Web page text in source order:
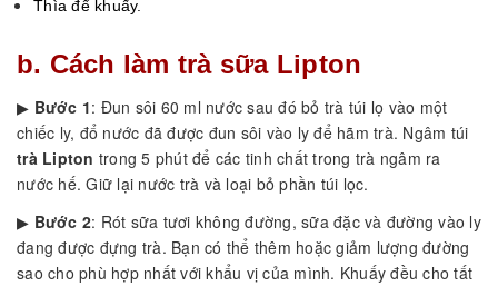
Thìa để khuấy.
b. Cách làm trà sữa Lipton
▶ Bước 1: Đun sôi 60 ml nước sau đó bỏ trà túi lọ vào một
chiếc ly, đổ nước đã được đun sôi vào ly để hãm trà. Ngâm túi
trà Lipton trong 5 phút để các tinh chất trong trà ngâm ra
nước hế. Giữ lại nước trà và loại bỏ phần túi lọc.
▶ Bước 2: Rót sữa tươi không đường, sữa đặc và đường vào ly
đang được đựng trà. Bạn có thể thêm hoặc giảm lượng đường
sao cho phù hợp nhất với khẩu vị của mình. Khuấy đều cho tất